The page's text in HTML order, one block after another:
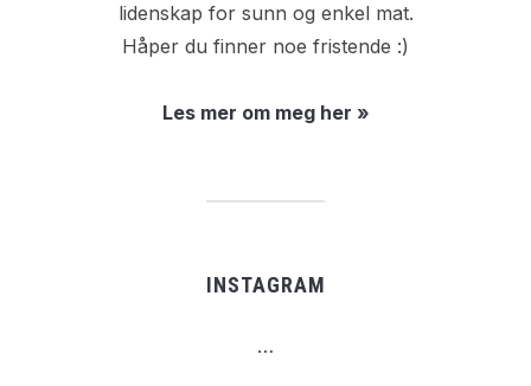
lidenskap for sunn og enkel mat.
Håper du finner noe fristende :)
Les mer om meg her »
INSTAGRAM
…